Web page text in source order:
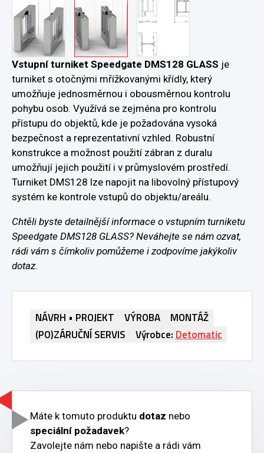
Vstupní turniket Speedgate DMS128 GLASS je
turniket s otočnými mřížkovanými křídly, který
umožňuje jednosměrnou i obousměrnou kontrolu
pohybu osob. Využívá se zejména pro kontrolu
přístupu do objektů, kde je požadována vysoká
bezpečnost a reprezentativní vzhled. Robustní
konstrukce a možnost použití zábran z duralu
umožňují jejich použití i v průmyslovém prostředí.
Turniket DMS128 lze napojit na libovolný přístupový
systém ke kontrole vstupů do objektu/areálu.
Chtěli byste detailnější informace o vstupním turniketu
Speedgate DMS128 GLASS? Neváhejte se nám ozvat,
rádi vám s čímkoliv pomůžeme i zodpovíme jakýkoliv
dotaz.
NÁVRH • PROJEKT VÝROBA
MONTÁŽ
(PO)ZÁRUČNÍ SERVIS
Výrobce: Detomatic
Máte k tomuto produktu dotaz nebo
speciální požadavek?
Zavolejte nám nebo napište a rádi vám